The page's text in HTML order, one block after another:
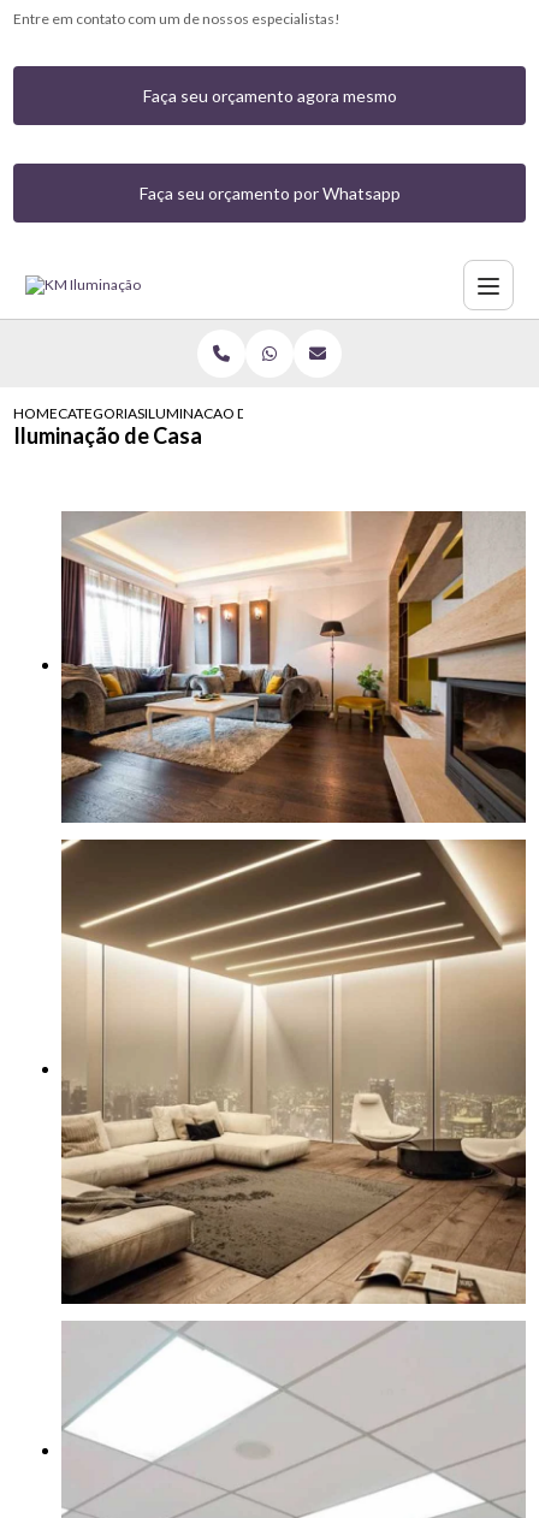
Entre em contato com um de nossos especialistas!
Faça seu orçamento agora mesmo
Faça seu orçamento por Whatsapp
HOMECATEGORIASILUMINACAO DE CASA
Iluminação de Casa